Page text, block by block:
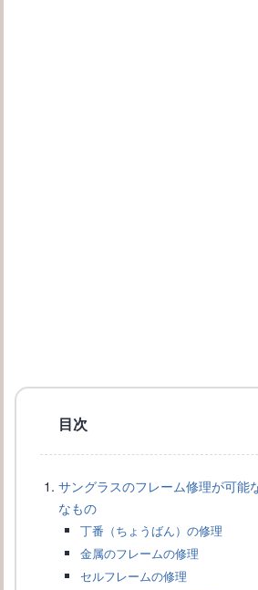
サングラスの似合う形ってわからない､､､
目次
サングラスのフレーム修理が可能
なもの
丁番（ちょうばん）の修理
金属のフレームの修理
セルフレームの修理